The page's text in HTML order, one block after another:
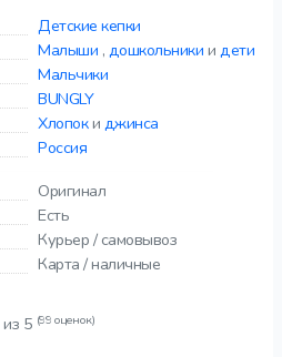
Детские кепки
Малыши , дошкольники и дети
Мальчики
BUNGLY
Хлопоки джинса
Россия
Оригинал
Есть
Курьер / самовывоз
Карта / наличные
из 5 (99 оценок)